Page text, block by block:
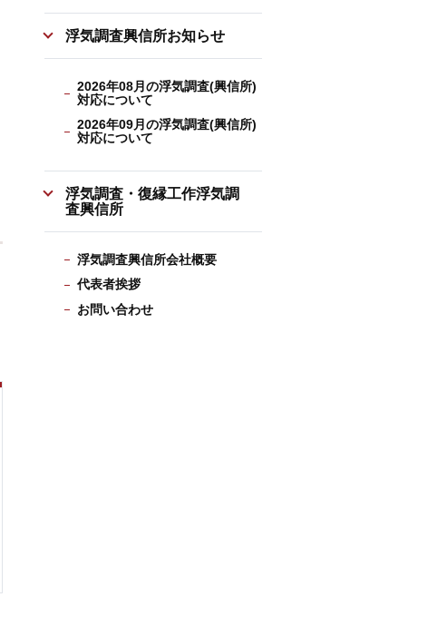
浮気調査興信所お知らせ
2026年08月の浮気調査(興信所)
対応について
2026年09月の浮気調査(興信所)
対応について
浮気調査・復縁工作浮気調
査興信所
浮気調査興信所会社概要
代表者挨拶
お問い合わせ